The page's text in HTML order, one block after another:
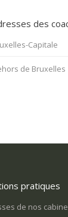
des
Capitale
de Bruxelles
grand
J’ai
pratiques
de nos